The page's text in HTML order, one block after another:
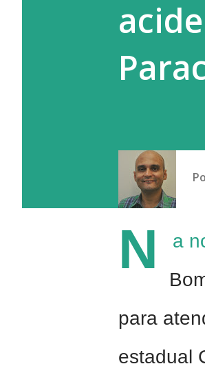
ignorar este
N
a
para
estadual